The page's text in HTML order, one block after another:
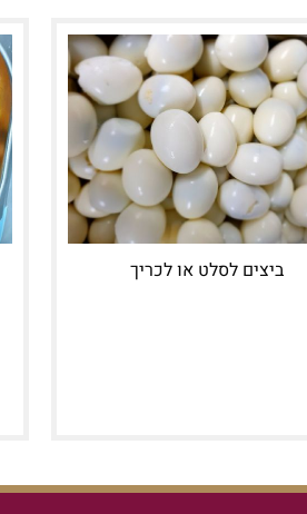
ביצים לסלט או לכריך